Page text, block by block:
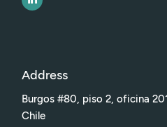
Address
Burgos #80, piso 2, oficina
Chile